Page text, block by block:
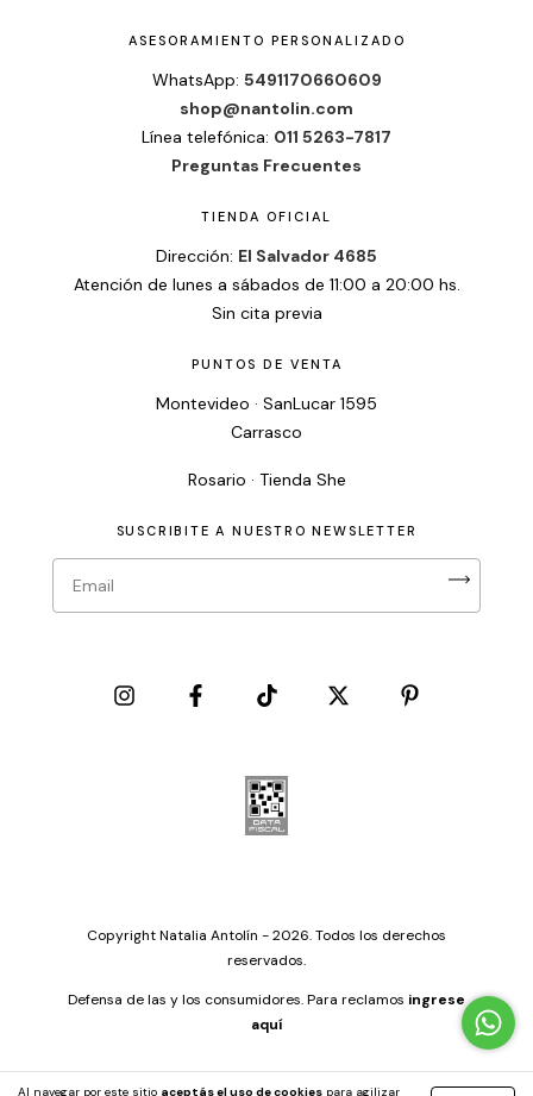
Al navegar por este sitio aceptás el uso de cookies para agilizar
ASESORAMIENTO PERSONALIZADO
WhatsApp: 5491170660609
shop@nantolin.com
Línea telefónica: 011 5263-7817
Preguntas Frecuentes
TIENDA OFICIAL
Dirección: El Salvador 4685
Atención de lunes a sábados de 11:00 a 20:00 hs.
Sin cita previa
PUNTOS DE VENTA
Montevideo · SanLucar 1595
Carrasco
Rosario · Tienda She
SUSCRIBITE A NUESTRO NEWSLETTER
Copyright Natalia Antolín - 2026. Todos los derechos
reservados.
Defensa de las y los consumidores. Para reclamos ingrese
aquí